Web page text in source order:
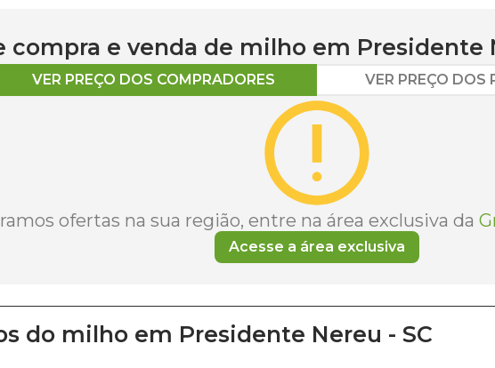
compra e venda de milho em Presidente
VER PREÇO DOS COMPRADORES VER PREÇO DOS
ofertas na sua região, entre na área exclusiva da
Acesse a área exclusiva
do milho em Presidente Nereu - SC